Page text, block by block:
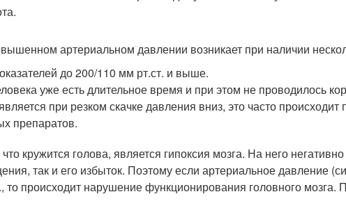
артериальном давлении возникает при наличии
до 200/110 мм рт.ст. и выше.
уже есть длительное время и при этом не проводилось
при резком скачке давления вниз, это часто
препаратов.
кружится голова, является гипоксия мозга. На него негативно
так и его избыток. Поэтому если артериальное давление
происходит нарушение функционирования головного мозга.